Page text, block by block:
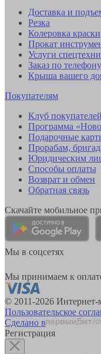
Доставка и
Резка
Колеровка краски
Прокат
Услуги
Заказ по телефону
Крыша вашего
Покупателям
Клуб
Программа
Подарочные
Прорабам,
Юридическим
Способы оплаты
Возврат и обмен
Обратная связь
Скачайте мобильное
Мы в соцсетях
Мы принимаем к
© 2011-2026
Пользовательское
Сделано в
Регистрация